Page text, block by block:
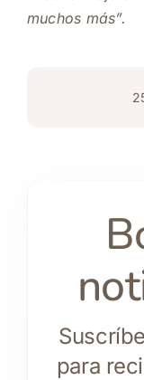
muchos más”.
para